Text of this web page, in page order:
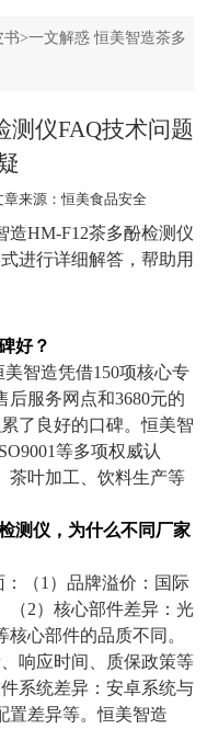
书>一文解惑 恒美智造茶多
测仪FAQ技术问题
来源：恒美食品安全
造HM-F12茶多酚检测仪
进行详细解答，帮助用
好？
美智造凭借150项核心专
后服务网点和3680元的
累了良好的口碑。恒美智
等多项权威认
茶叶加工、饮料生产等
测仪，为什么不同厂家
：（1 ）品牌溢价：国际
（2）核心部件差异：光
心部件的品质不同。
响应时间、质保政策等
系统差异：安卓系统与
置差异等。恒美智造